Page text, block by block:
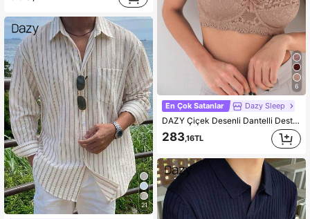
21
6
En Çok Satanlar Dazy Sleep
DAZY Çiçek Desenli Dantelli Destekli Sütyen, Kadınlar İçin İç Çamaşırı
283,16TL